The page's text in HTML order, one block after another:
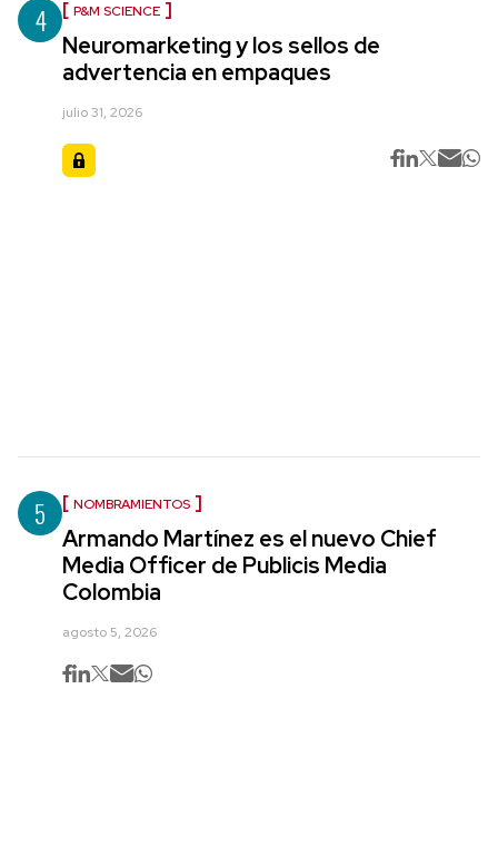
4 P&M SCIENCE
Neuromarketing y los sellos de
advertencia en empaques
julio 31, 2026
5 NOMBRAMIENTOS
Armando Martínez es el nuevo Chief
Media Officer de Publicis Media
Colombia
agosto 5, 2026